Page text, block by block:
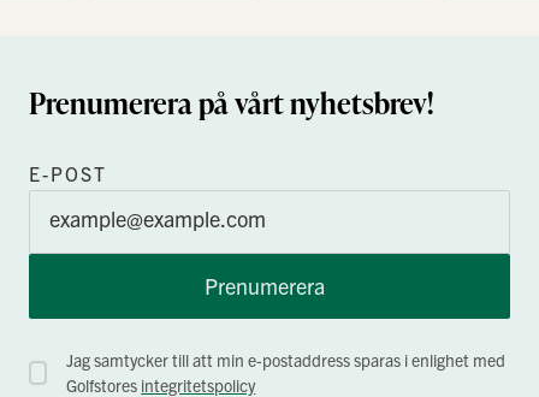
Prenumerera på vårt nyhetsbrev!
E-POST
Prenumerera
Jag samtycker till att min e-postaddress sparas i enlighet med
Golfstores integritetspolicy